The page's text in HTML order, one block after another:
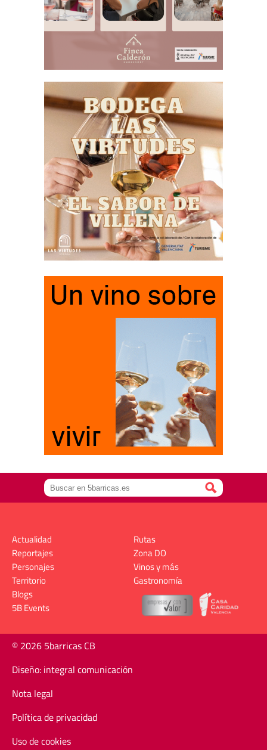
Actualidad
Reportajes
Personajes
Territorio
Rutas
Zona DO
Vinos y más
Gastronomía
Blogs
5B Events
© 2026 5barricas CB
Diseño: integral comunicación
Nota legal
Política de privacidad
Uso de cookies